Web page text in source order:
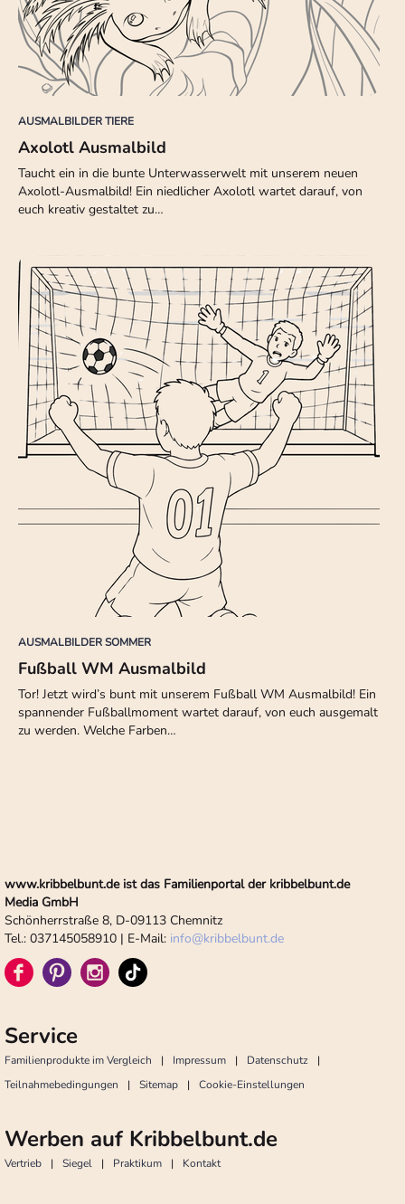
AUSMALBILDER TIERE
Axolotl Ausmalbild
Taucht ein in die bunte Unterwasserwelt mit unserem neuen
Axolotl-Ausmalbild! Ein niedlicher Axolotl wartet darauf, von
euch kreativ gestaltet zu…
AUSMALBILDER SOMMER
Fußball WM Ausmalbild
Tor! Jetzt wird’s bunt mit unserem Fußball WM Ausmalbild! Ein
spannender Fußballmoment wartet darauf, von euch ausgemalt
zu werden. Welche Farben…
www.kribbelbunt.de ist das Familienportal der kribbelbunt.de
Media GmbH
Schönherrstraße 8, D-09113 Chemnitz
Tel.: 037145058910 | E-Mail: info@kribbelbunt.de
Service
Familienprodukte im Vergleich Impressum
Datenschutz
Teilnahmebedingungen
Sitemap Cookie-Einstellungen
Werben auf Kribbelbunt.de
Vertrieb Siegel Praktikum Kontakt